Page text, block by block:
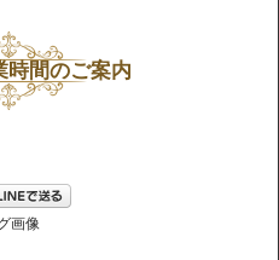
時間のご案内